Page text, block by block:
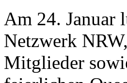
Am 24. Januar
Netzwerk NRW,
Mitglieder